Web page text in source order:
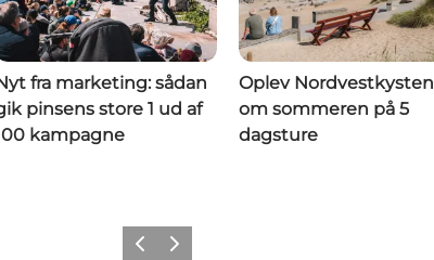
fra marketing: sådan
pinsens store 1 ud af
kampagne
Oplev Nordvestkysten
om sommeren på 5
dagsture
ForrigeNæste